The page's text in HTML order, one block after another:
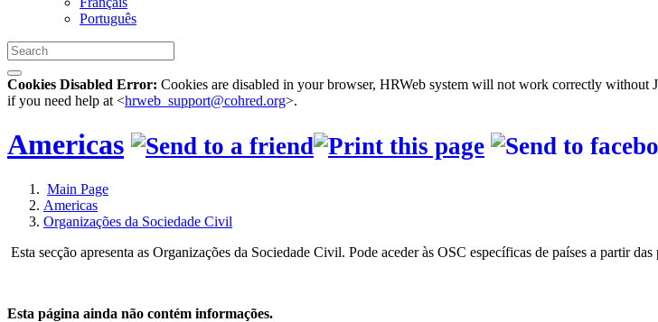
Português
Cookies Disabled Error: Cookies are disabled in your browser, HRWeb system will not work correctly
if you need help at <hrweb_support@cohred.org>.
Americas
Main Page
Americas
Organizações da Sociedade Civil
Esta secção apresenta as Organizações da Sociedade Civil. Pode aceder às OSC específicas de países a partir
Esta página ainda não contém informações.